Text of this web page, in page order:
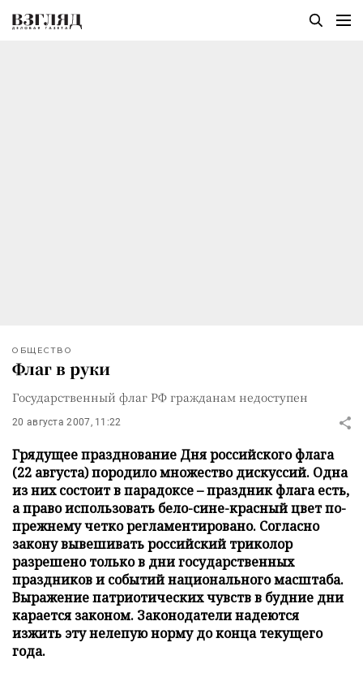
ОБЩЕСТВО
Флаг в руки
Государственный флаг РФ гражданам недоступен
20 августа 2007, 11:22
Грядущее празднование Дня российского флага
(22 августа) породило множество дискуссий. Одна
из них состоит в парадоксе – праздник флага есть,
а право использовать бело-сине-красный цвет по-
прежнему четко регламентировано. Согласно
закону вывешивать российский триколор
разрешено только в дни государственных
праздников и событий национального масштаба.
Выражение патриотических чувств в будние дни
карается законом. Законодатели надеются
изжить эту нелепую норму до конца текущего
года.